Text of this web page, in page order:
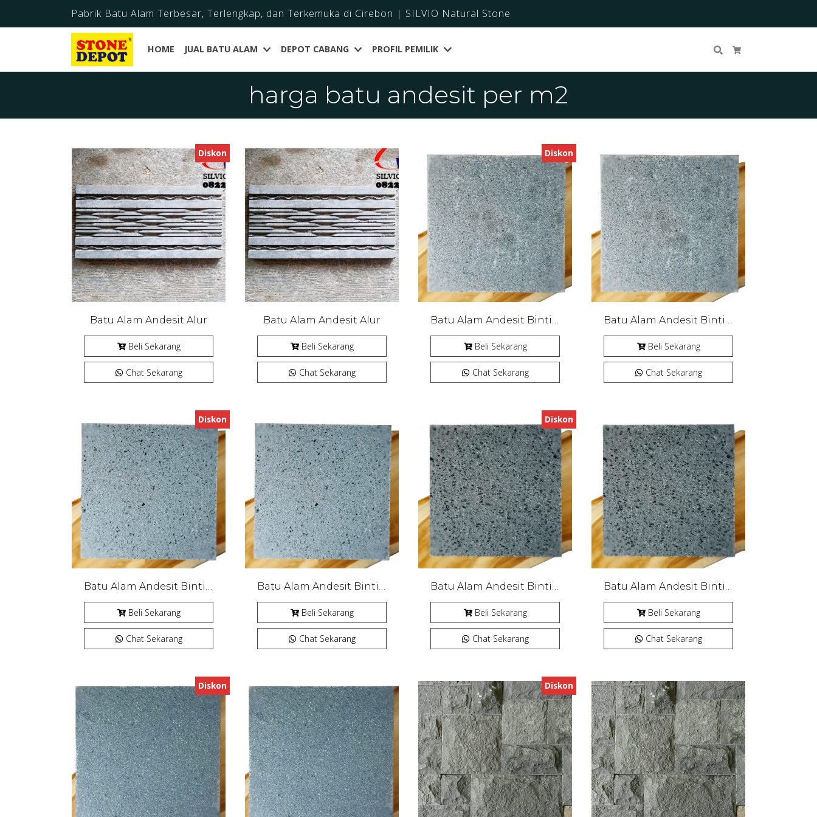
Pabrik Batu Alam Terbesar, Terlengkap, dan Terkemuka di Cirebon | SILVIO Natural Stone
HOME JUAL BATU ALAM DEPOT CABANG PROFIL PEMILIK Cari
harga batu andesit per m2
Diskon
Batu Alam Andesit Alur
Beli Sekarang
Chat Sekarang
Batu Alam Andesit Alur
Beli Sekarang
Chat Sekarang
Diskon
Beli Sekarang
Chat Sekarang
Beli Sekarang
Chat Sekarang
Diskon
Beli Sekarang
Chat Sekarang
Beli Sekarang
Chat Sekarang
Diskon
Beli Sekarang
Chat Sekarang
Beli Sekarang
Chat Sekarang
Diskon Diskon